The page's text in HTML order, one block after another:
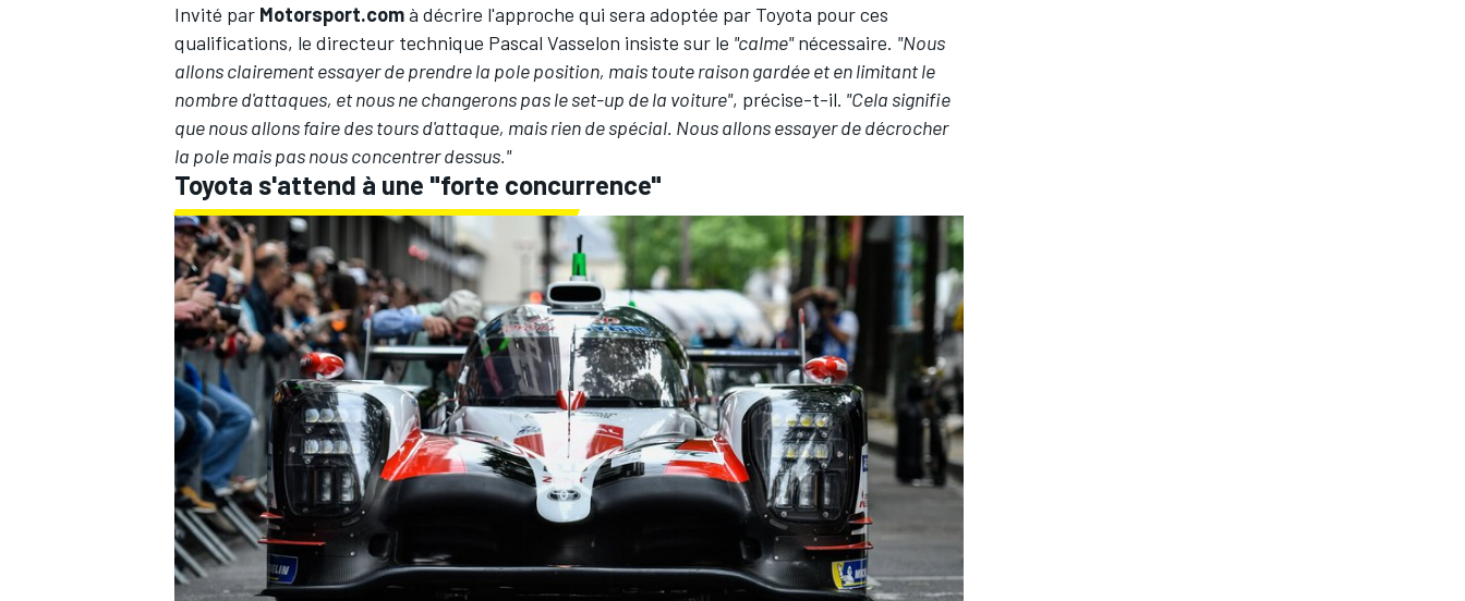
Invité par Motorsport.comà décrire l'approche qui sera adoptée par Toyota pour ces
qualifications, le directeur technique Pascal Vasselon insiste sur le "calme"nécessaire. "Nous
allons clairement essayer de prendre la pole position, mais toute raison gardée et en limitant le
nombre d'attaques, et nous ne changerons pas le set-up de la voiture", précise-t-il. "Cela signifie
que nous allons faire des tours d'attaque, mais rien de spécial. Nous allons essayer de décrocher
la pole mais pas nous concentrer dessus."
Toyota s'attend à une "forte concurrence"